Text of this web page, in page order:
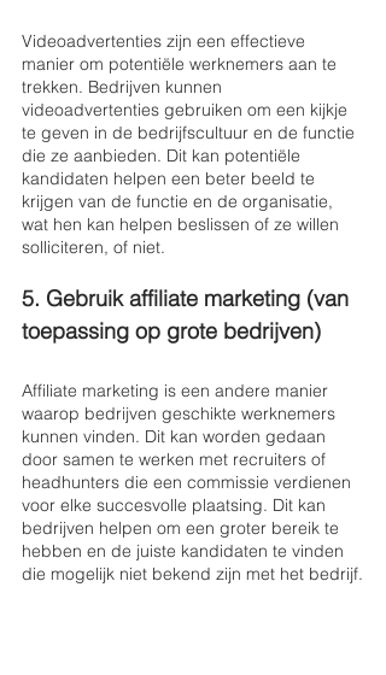
Videoadvertenties zijn een effectieve
manier om potentiële werknemers aan te
trekken. Bedrijven kunnen
videoadvertenties gebruiken om een kijkje
te geven in de bedrijfscultuur en de functie
die ze aanbieden. Dit kan potentiële
kandidaten helpen een beter beeld te
krijgen van de functie en de organisatie,
wat hen kan helpen beslissen of ze willen
solliciteren, of niet.
5. Gebruik affiliate marketing (van
toepassing op grote bedrijven)
Affiliate marketing is een andere manier
waarop bedrijven geschikte werknemers
kunnen vinden. Dit kan worden gedaan
door samen te werken met recruiters of
headhunters die een commissie verdienen
voor elke succesvolle plaatsing. Dit kan
bedrijven helpen om een groter bereik te
hebben en de juiste kandidaten te vinden
die mogelijk niet bekend zijn met het bedrijf.